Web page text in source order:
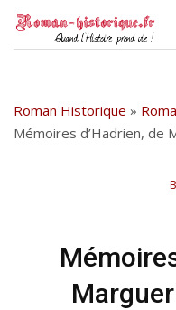
Roman Historique »
Mémoires d’Hadrien, de